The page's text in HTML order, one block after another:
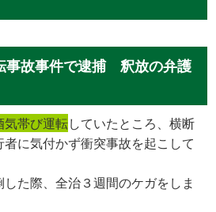
事故事件で逮捕 釈放の弁護
気帯び運転していたところ、横断
に気付かず衝突事故を起こして
た際、全治３週間のケガをしま